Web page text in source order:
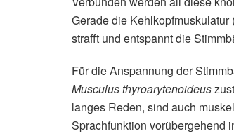
Gerade die Kehlkopfmuskulatur
strafft und entspannt die
Für die Anspannung der
Musculus thyroarytenoideus
langes Reden, sind auch
Sprachfunktion vorübergehend